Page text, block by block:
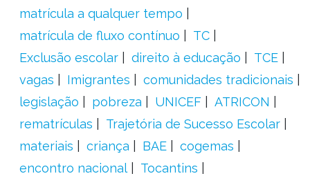
matrícula a qualquer tempo
matrícula de fluxo contínuo
TC
Exclusão escolar
direito à educação
TCE
vagas
Imigrantes
comunidades tradicionais
legislação
pobreza UNICEF
ATRICON
rematrículas
Trajetória de Sucesso Escolar
materiais
criança BAE
cogemas
encontro nacional
Tocantins